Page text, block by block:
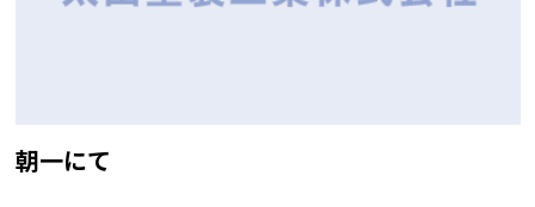
朝一にて